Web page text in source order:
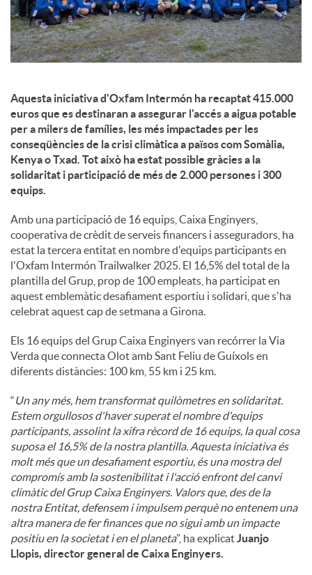
t
i
n
g
u
t
s
Aquesta iniciativa d'Oxfam Intermón ha recaptat 415.000
euros que es destinaran a assegurar l'accés a aigua potable
per a milers de famílies, les més impactades per les
conseqüències de la crisi climàtica a països com Somàlia,
Kenya o Txad. Tot això ha estat possible gràcies a la
solidaritat i participació de més de 2.000 persones i 300
equips.
Amb una participació de 16 equips, Caixa Enginyers,
cooperativa de crèdit de serveis financers i asseguradors, ha
estat la tercera entitat en nombre d'equips participants en
l'Oxfam Intermón Trailwalker 2025. El 16,5% del total de la
plantilla del Grup, prop de 100 empleats, ha participat en
aquest emblemàtic desafiament esportiu i solidari, que s'ha
celebrat aquest cap de setmana a Girona.
Els 16 equips del Grup Caixa Enginyers van recórrer la Via
Verda que connecta Olot amb Sant Feliu de Guíxols en
diferents distàncies: 100 km, 55 km i 25 km.
“Un any més, hem transformat quilòmetres en solidaritat.
Estem orgullosos d'haver superat el nombre d'equips
participants, assolint la xifra rècord de 16 equips, la qual cosa
suposa el 16,5% de la nostra plantilla. Aquesta iniciativa és
molt més que un desafiament esportiu, és una mostra del
compromís amb la sostenibilitat i l'acció enfront del canvi
climàtic del Grup Caixa Enginyers. Valors que, des de la
nostra Entitat, defensem i impulsem perquè no entenem una
altra manera de fer finances que no sigui amb un impacte
positiu en la societat i en el planeta”, ha explicatJuanjo
Llopis, director general de Caixa Enginyers.